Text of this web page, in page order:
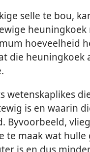
selle te bou,
hoeveelheid
die heuningkoek
wetenskaplikes
is en waarin
Byvoorbeeld,
te maak wat
is en dus